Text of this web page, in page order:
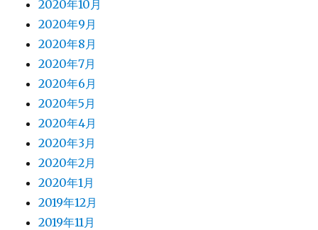
2020年10月
2020年9月
2020年8月
2020年7月
2020年6月
2020年5月
2020年4月
2020年3月
2020年2月
2020年1月
2019年12月
2019年11月